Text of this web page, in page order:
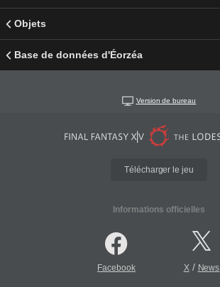
Objets
Base de données d'Éorzéa
Version de bureau
Télécharger le jeu
Informations officielles
Facebook X/ News